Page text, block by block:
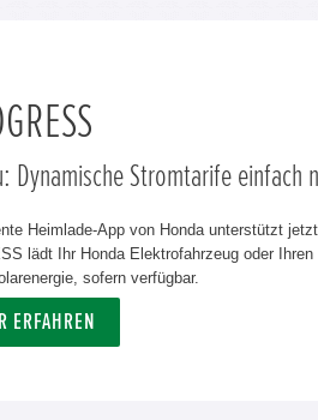
Dynamische Stromtarife einfach
Heimlade-App von Honda unterstützt
lädt Ihr Honda Elektrofahrzeug oder
sofern verfügbar.
ERFAHREN